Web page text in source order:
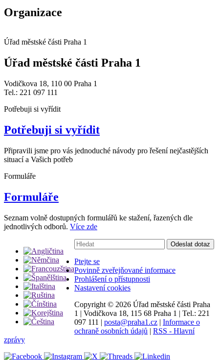
Organizace
Úřad městské části Praha 1
Úřad městské části Praha 1
Vodičkova 18, 110 00 Praha 1
Tel.: 221 097 111
Potřebuji si vyřídit
Potřebuji si vyřídit
Připravili jsme pro vás jednoduché návody pro řešení nejčastějších
situací a Vašich potřeb
Formuláře
Formuláře
Seznam volně dostupných formulářů ke stažení, řazených dle
jednotlivých odborů. Více zde
Vyhledávání:
Odeslat dotaz
Ptejte se
Povinně zveřejňované informace
Prohlášení o přístupnosti
Nastavení cookies
Copyright © 2026 Úřad městské části Praha
1 | Vodičkova 18, 115 68 Praha 1 | Tel.: 221
097 111 | posta@praha1.cz | Informace o
ochraně osobních údajů | RSS - Hlavní
zprávy